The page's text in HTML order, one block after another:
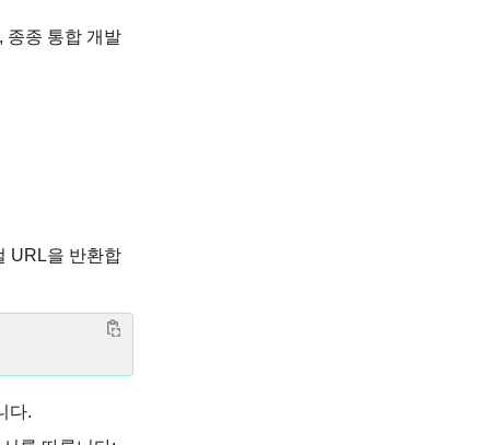
종종 통합 개발
URL을 반환합
다.